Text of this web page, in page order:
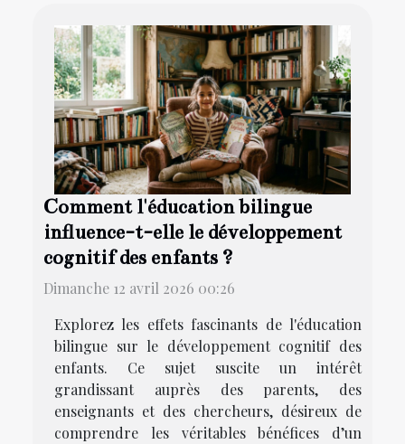
Comment l'éducation bilingue
influence-t-elle le développement
cognitif des enfants ?
Dimanche 12 avril 2026 00:26
Explorez les effets fascinants de l'éducation
bilingue sur le développement cognitif des
enfants. Ce sujet suscite un intérêt
grandissant auprès des parents, des
enseignants et des chercheurs, désireux de
comprendre les véritables bénéfices d’un